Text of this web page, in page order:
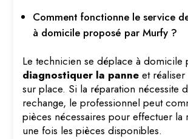
Comment fonctionne le service
à domicile proposé par Murfy ?
Le technicien se déplace à domicile
diagnostiquer la panne et
sur place. Si la réparation nécessite
rechange, le professionnel peut
pièces nécessaires pour effectuer la
une fois les pièces disponibles.